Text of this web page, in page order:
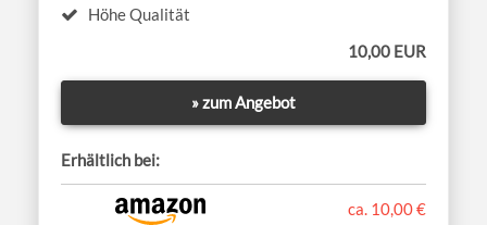
Höhe Qualität
10,00 EUR
» zum Angebot
Erhältlich bei:
ca. 10,00 €